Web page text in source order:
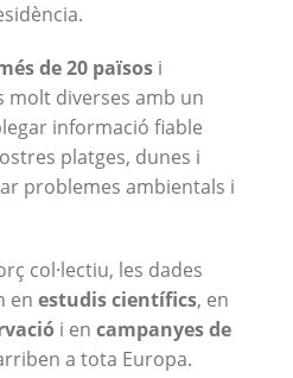
de 20 països i
molt diverses amb un
informació fiable
platges, dunes i
problemes ambientals i
col·lectiu, les dades
en estudis científics, en
i en campanyes de
a tota Europa.